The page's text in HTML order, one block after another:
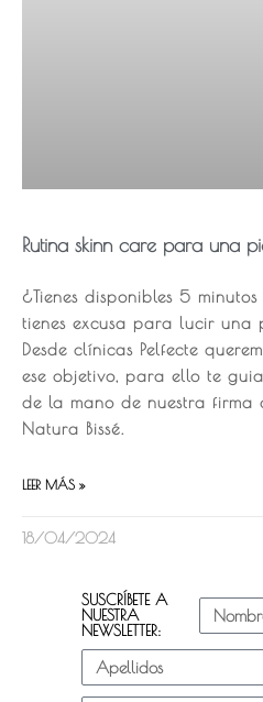
Rutina skinn care para una
¿Tienes disponibles 5
tienes excusa para lucir una
Desde clínicas Pelfecte
ese objetivo, para ello te
de la mano de nuestra firma
Natura Bissé.
LEER MÁS »
18/04/2024
SUSCRÍBETE A
NUESTRA
NEWSLETTER: